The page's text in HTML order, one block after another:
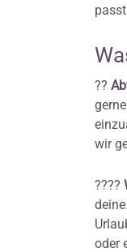
??
wir
????
oder